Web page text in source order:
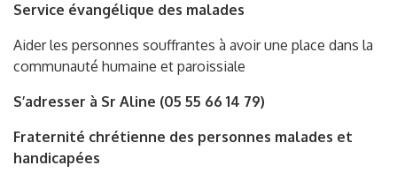
Service évangélique des malades
Aider les personnes souffrantes à avoir une place dans la
communauté humaine et paroissiale
S’adresser à Sr Aline (05 55 66 14 79)
Fraternité chrétienne des personnes malades et
handicapées